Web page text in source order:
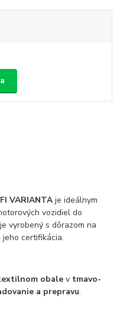
VARIANTAje ideálnym
vozidiel do
vyrobený s dôrazom na
jeho certifikácia.
obale v tmavo-
a prepravu.